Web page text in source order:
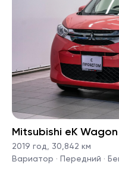
Mitsubishi eK Wagon
2019 год, 30,842 км
Вариатор · Передний ·